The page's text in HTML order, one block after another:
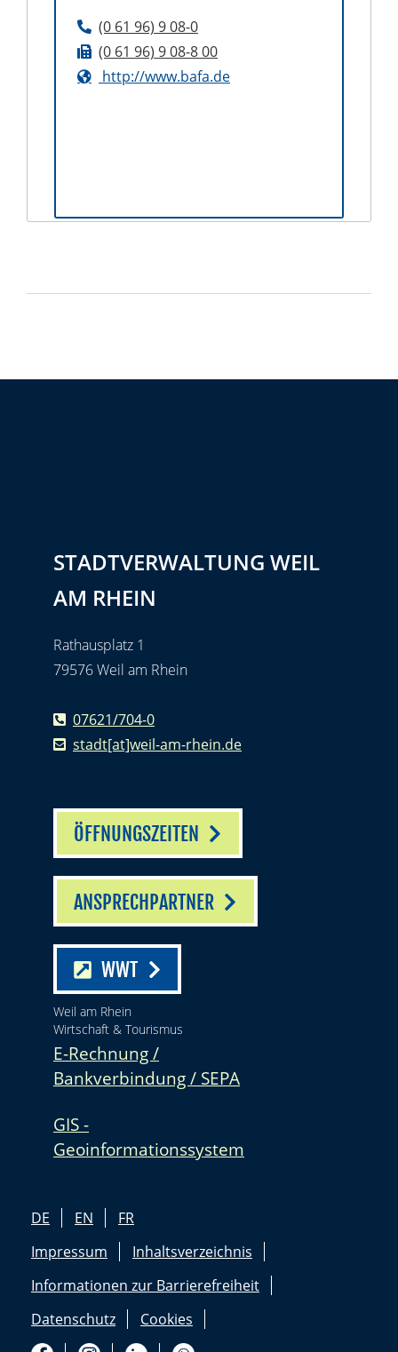
(0 61 96) 908-0
(0 61 96) 908-800
http://www.bafa.de
STADTVERWALTUNG WEIL
AM RHEIN
Rathausplatz 1
79576 Weil am Rhein
07621/704-0
stadt[at]weil-am-rhein.de
ÖFFNUNGSZEITEN
ANSPRECHPARTNER
WWT
Weil am Rhein
Wirtschaft & Tourismus
E-Rechnung /
Bankverbindung / SEPA
GIS -
Geoinformationssystem
DE EN
FR
Impressum
Inhaltsverzeichnis
Informationen zur Barrierefreiheit
Datenschutz
Cookies